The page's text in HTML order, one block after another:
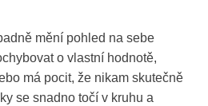
mění pohled na sebe
o vlastní hodnotě,
má pocit, že nikam skutečně
se snadno točí v kruhu a